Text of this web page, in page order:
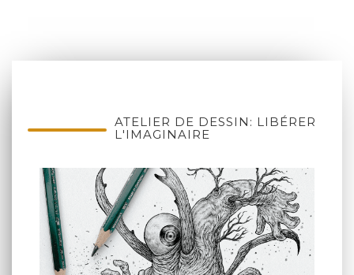
ATELIER DE DESSIN: LIBÉRER
L'IMAGINAIRE